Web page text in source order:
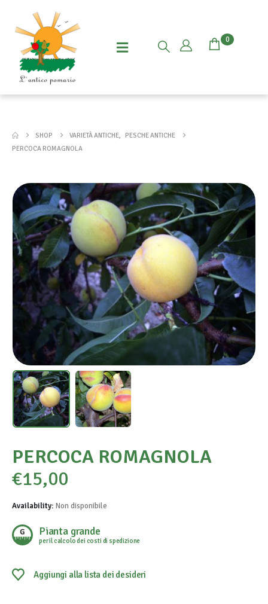
0
SHOP VARIETÀ ANTICHE,
PESCHE ANTICHE
PERCOCA ROMAGNOLA
PERCOCA ROMAGNOLA
€15,00
Availability: Non disponibile
Pianta grande
per il calcolo dei costi di spedizione
Aggiungi alla lista dei desideri